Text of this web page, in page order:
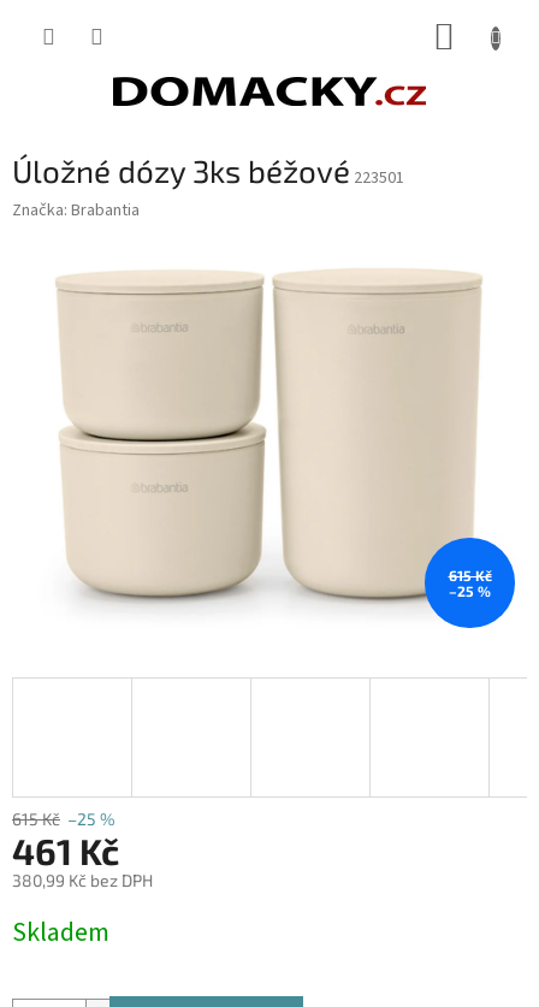
Úložné dózy 3ks béžové 223501
Značka: Brabantia
615 Kč
–25 %
615 Kč –25 %
461 Kč
380,99 Kč bez DPH
cena:
Skladem